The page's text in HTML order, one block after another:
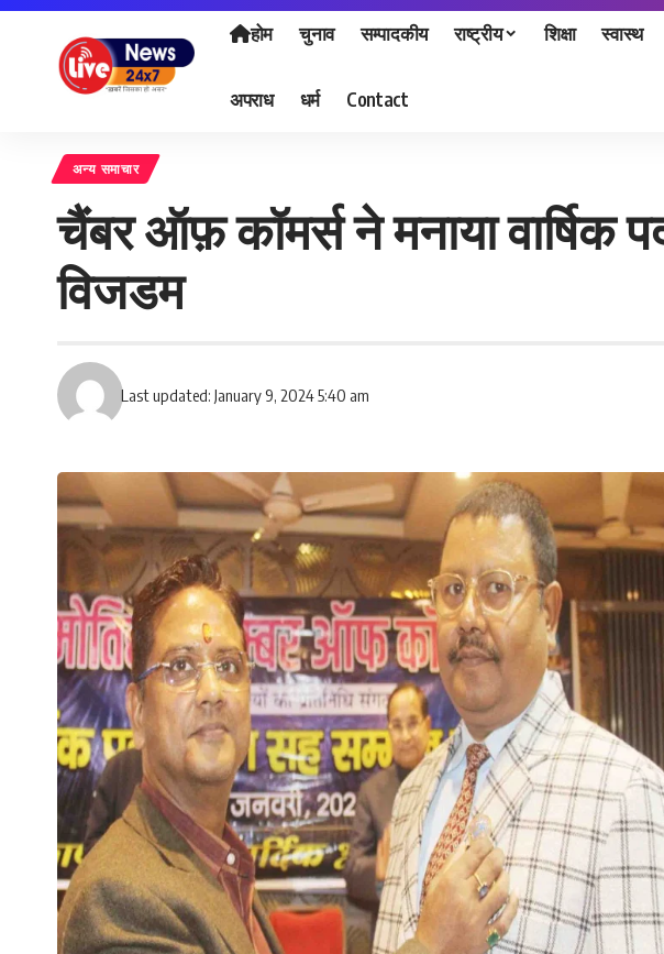
होम चुनाव सम्पादकीय राष्ट्रीय शिक्षा स्वास्थ
अपराध धर्म Contact
अन्य समाचार
चैंबर ऑफ़ कॉमर्स ने मनाया वार्षिक
विजडम
Last updated: January 9, 2024 5:40 am